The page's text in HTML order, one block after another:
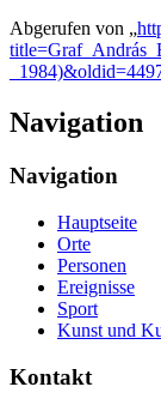
Abgerufen von „
Navigation
Navigation
Hauptseite
Orte
Personen
Ereignisse
Sport
Kunst und
Kontakt